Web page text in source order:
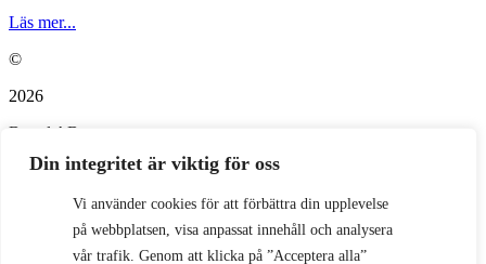
Din integritet är viktig för oss
Vi använder cookies för att förbättra din upplevelse
på webbplatsen, visa anpassat innehåll och analysera
vår trafik. Genom att klicka på ”Acceptera alla”
Läs mer...
©
2026
Bopol AB
info@bostadspolitik.se
0704-57 90 06